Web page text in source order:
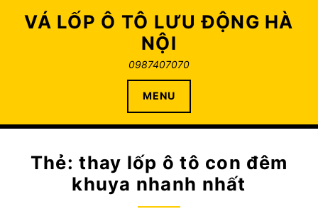
VÁ LỐP Ô TÔ LƯU ĐỘNG HÀ
NỘI
0987407070
MENU
Thẻ:thay lốp ô tô con đêm
khuya nhanh nhất